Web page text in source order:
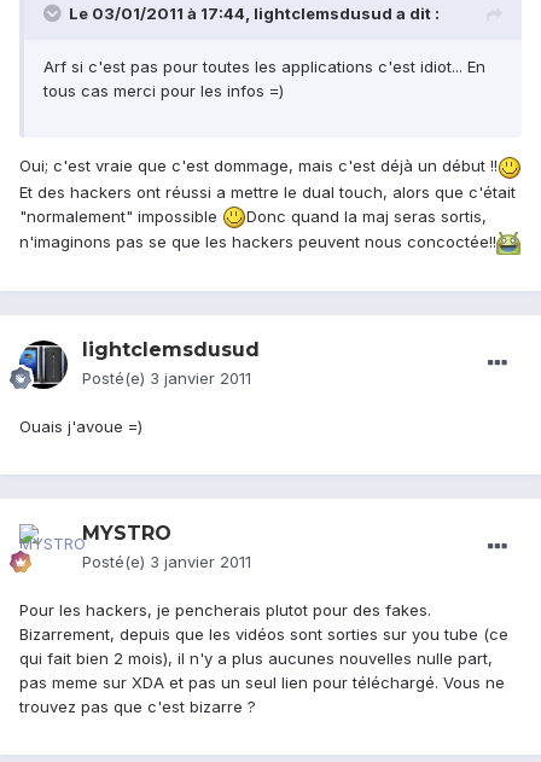
Le 03/01/2011 à 17:44, lightclemsdusud a dit :
Arf si c'est pas pour toutes les applications c'est idiot... En
tous cas merci pour les infos =)
Oui; c'est vraie que c'est dommage, mais c'est déjà un début !!
Et des hackers ont réussi a mettre le dual touch, alors que c'était
"normalement" impossible
Donc quand la maj seras sortis,
n'imaginons pas se que les hackers peuvent nous concoctée!!
lightclemsdusud
Posté(e) 3 janvier 2011
Ouais j'avoue =)
MYSTRO
Posté(e) 3 janvier 2011
Pour les hackers, je pencherais plutot pour des fakes.
Bizarrement, depuis que les vidéos sont sorties sur you tube (ce
qui fait bien 2 mois), il n'y a plus aucunes nouvelles nulle part,
pas meme sur XDA et pas un seul lien pour téléchargé. Vous ne
trouvez pas que c'est bizarre ?